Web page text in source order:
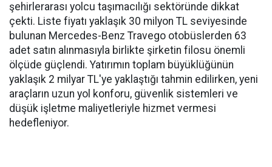
şehirlerarası yolcu taşımacılığı sektöründe dikkat
çekti. Liste fiyatı yaklaşık 30 milyon TL seviyesinde
bulunan Mercedes-Benz Travego otobüslerden 63
adet satın alınmasıyla birlikte şirketin filosu önemli
ölçüde güçlendi. Yatırımın toplam büyüklüğünün
yaklaşık 2 milyar TL'ye yaklaştığı tahmin edilirken, yeni
araçların uzun yol konforu, güvenlik sistemleri ve
düşük işletme maliyetleriyle hizmet vermesi
hedefleniyor.